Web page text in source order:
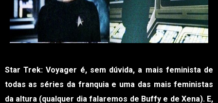
Star Trek: Voyager é, sem dúvida, a mais feminista de
todas as séries da franquia e uma das mais feministas
da altura (qualquer dia falaremos de Buffy e de Xena). E,